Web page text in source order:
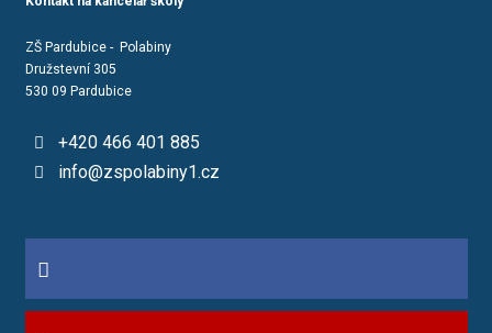
ZŠ Pardubice - Polabiny
Družstevní 305
530 09 Pardubice
+420 466 401 885
info@zspolabiny1.cz